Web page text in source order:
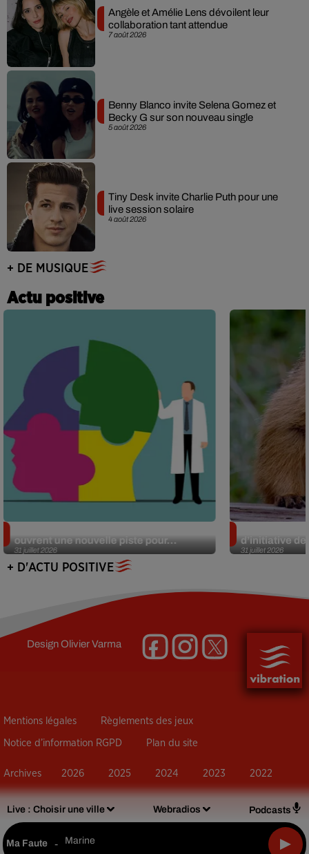
Live : Choisir une ville Webradios Podcasts
Ma Faute - Marine
7 août 2026
Angèle et Amélie Lens dévoilent leur
collaboration tant attendue
5 août 2026
Benny Blanco invite Selena Gomez et
Becky G sur son nouveau single
4 août 2026
Tiny Desk invite Charlie Puth pour une
live session solaire
+ DE MUSIQUE
Actu positive
31 juillet 2026
ouvrent une nouvelle piste pour...
31 juillet 2026
d’initiative
+ D'ACTU POSITIVE
DesignOlivier Varma
Mentions légales Règlements des jeux
Notice d’information RGPD Plan du site
Archives 2026 2025 2024 2023 2022